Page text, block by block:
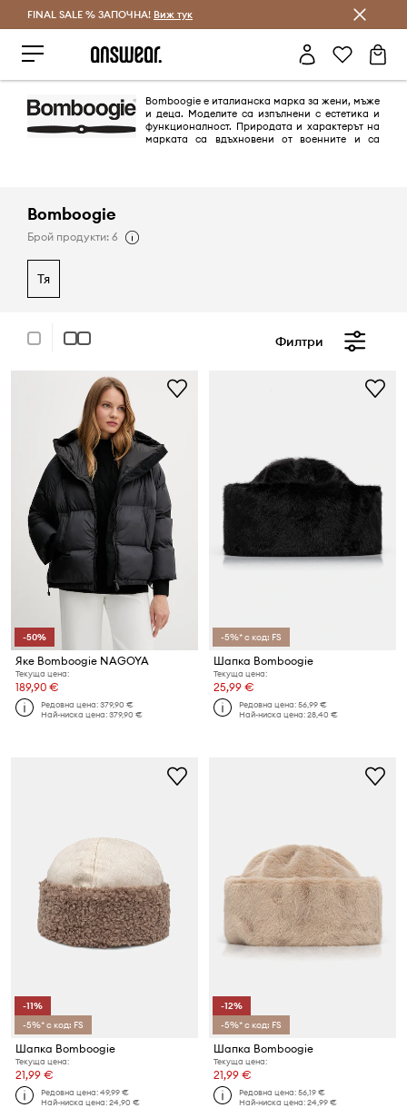
Спестявай с Answear Club
FINAL SALE % ЗАПОЧНА! Виж тук
Bomboogie е италианска марка за жени, мъже
и деца. Моделите са изпълнени с естетика и
функционалност. Природата и характерът на
марката са вдъхновени от военните и са
Bomboogie
Брой продукти: 6
тя
Филтри
-50%
Яке Bomboogie NAGOYA
Текуща цена:
189,90 €
Редовна цена:379,90 €
Най-ниска цена:379,90 €
-5%* с код: FS
Шапка Bomboogie
Текуща цена:
25,99 €
Редовна цена:56,99 €
Най-ниска цена:28,40 €
-11%
-5%* с код: FS
Шапка Bomboogie
Текуща цена:
21,99 €
Редовна цена:49,99 €
Най-ниска цена:24,90 €
-12%
-5%* с код: FS
Шапка Bomboogie
Текуща цена:
21,99 €
Редовна цена:56,19 €
Най-ниска цена:24,99 €